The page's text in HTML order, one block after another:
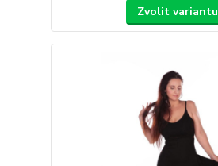
Zvolit variantu